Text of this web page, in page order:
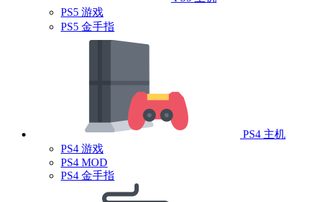
PS5 游戏
PS5 金手指
PS4 主机
PS4 游戏
PS4 MOD
PS4 金手指